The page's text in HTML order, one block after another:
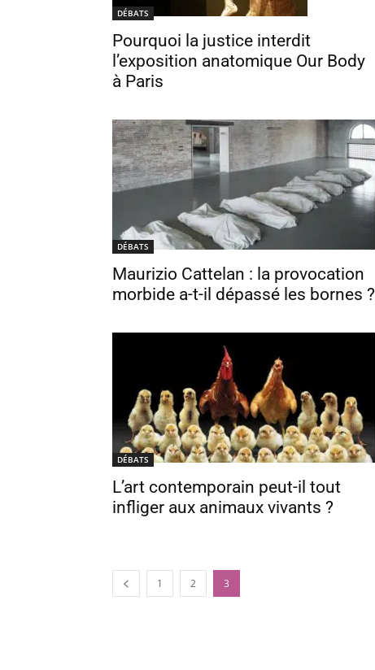
DÉBATS
Pourquoi la justice interdit
l’exposition anatomique Our Body
à Paris
DÉBATS
Maurizio Cattelan : la provocation
morbide a-t-il dépassé les bornes ?
DÉBATS
L’art contemporain peut-il tout
infliger aux animaux vivants ?
1 2 3